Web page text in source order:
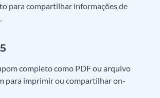
para compartilhar informações de
completo como PDF ou arquivo
para imprimir ou compartilhar on-